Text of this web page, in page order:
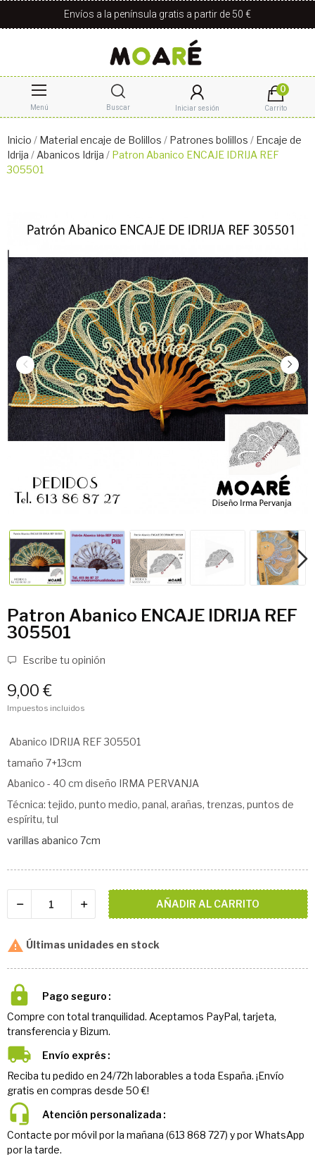
Envíos a la península gratis a partir de 50 €
Menú Buscar Iniciar sesión
0
Carrito
Inicio Material encaje de Bolillos Patrones bolillos
Encaje de
Idrija
Abanicos Idrija
Patron Abanico ENCAJE IDRIJA REF
305501
Patron Abanico ENCAJE IDRIJA REF
305501
Escribe tu opinión
9,00 €
Impuestos incluidos
Abanico IDRIJA REF 305501
tamaño 7+13cm
Abanico - 40 cm diseño IRMA PERVANJA
Técnica: tejido, punto medio, panal, arañas, trenzas, puntos de
espíritu, tul
varillas abanico 7cm
AÑADIR AL CARRITO
 Últimas unidades en stock
Pago seguro
Compre con total tranquilidad. Aceptamos PayPal, tarjeta,
transferencia y Bizum.
Envío exprés
Reciba tu pedido en 24/72h laborables a toda España. ¡Envío
gratis en compras desde 50 €!
Atención personalizada
Contacte por móvil por la mañana (613 868 727) y por WhatsApp
por la tarde.